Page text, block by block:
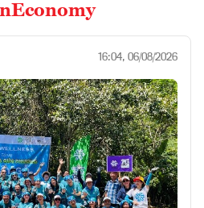
16:04, 06/08/2026